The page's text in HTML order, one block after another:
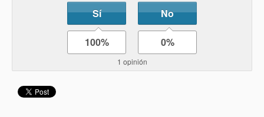
Sí No
100% 0%
1 opinión